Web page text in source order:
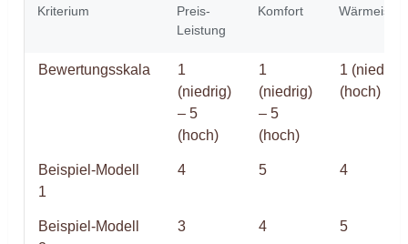
Kriterium
Preis-
Leistung
Komfort
Bewertungsskala
1
(niedrig)
– 5
(hoch)
1
(niedrig)
– 5
(hoch)
1 (niedrig)
(hoch)
Beispiel-Modell
1
4 5 4
Beispiel-Modell
3 4 5